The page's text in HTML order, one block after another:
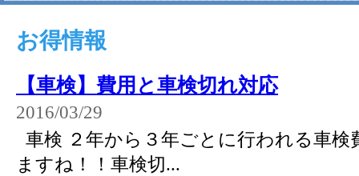
お得情報
【車検】費用と車検切れ対応
2016/03/29
車検 ２年から３年ごとに行われる車検
ますね！！車検切...